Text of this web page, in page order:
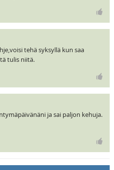
tehä syksyllä kun saa
tulis niitä.
ja sai paljon kehuja.